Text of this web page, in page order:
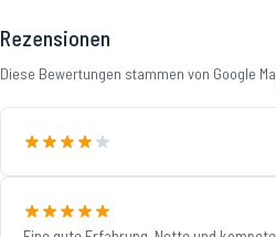
Rezensionen
Diese Bewertungen stammen von Google